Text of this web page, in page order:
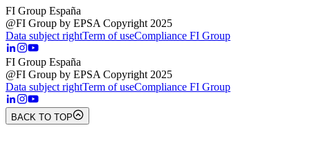
FI Group España
@FI Group by EPSA Copyright 2025
Data subject rightTerm of useCompliance FI Group
FI Group España
@FI Group by EPSA Copyright 2025
Data subject rightTerm of useCompliance FI Group
BACK TO TOP